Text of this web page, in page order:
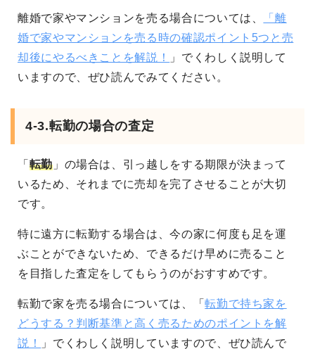
離婚で家やマンションを売る場合については、
「離
婚で家やマンションを売る時の確認ポイント5つと売
却後にやるべきことを解説！
」でくわしく説明して
いますので、ぜひ読んでみてください。
4-3.転勤の場合の査定
「 転勤」の場合は、引っ越しをする期限が決まって
いるため、それまでに売却を完了させることが大切
です。
特に遠方に転勤する場合は、今の家に何度も足を運
ぶことができないため、できるだけ早めに売ること
を目指した査定をしてもらうのがおすすめです。
転勤で家を売る場合については、「転勤で持ち家を
どうする？判断基準と高く売るためのポイントを解
説！
」でくわしく説明していますので、ぜひ読んで